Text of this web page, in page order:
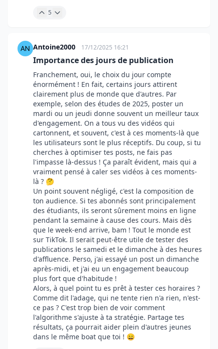
5
Antoine2000 17/12/2025 16:21
Importance des jours de publication
Franchement, oui, le choix du jour compte
énormément ! En fait, certains jours attirent
clairement plus de monde que d'autres. Par
exemple, selon des études de 2025, poster un
mardi ou un jeudi donne souvent un meilleur taux
d'engagement. On a tous vu des vidéos qui
cartonnent, et souvent, c'est à ces moments-là que
les utilisateurs sont le plus réceptifs. Du coup, si tu
cherches à optimiser tes posts, ne fais pas
l'impasse là-dessus ! Ça paraît évident, mais qui a
vraiment pensé à caler ses vidéos à ces moments-
là ? 🤔
Un point souvent négligé, c'est la composition de
ton audience. Si tes abonnés sont principalement
des étudiants, ils seront sûrement moins en ligne
pendant la semaine à cause des cours. Mais dès
que le week-end arrive, bam ! Tout le monde est
sur TikTok. Il serait peut-être utile de tester des
publications le samedi et le dimanche à des heures
d'affluence. Perso, j'ai essayé un post un dimanche
après-midi, et j'ai eu un engagement beaucoup
plus fort que d'habitude !
Alors, à quel point tu es prêt à tester ces horaires ?
Comme dit l'adage, qui ne tente rien n'a rien, n'est-
ce pas ? C'est trop bien de voir comment
l'algorithme s'ajuste à ta stratégie. Partage tes
résultats, ça pourrait aider plein d'autres jeunes
dans le même boat que toi ! 😄